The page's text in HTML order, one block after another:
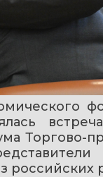
Торгово-
российских